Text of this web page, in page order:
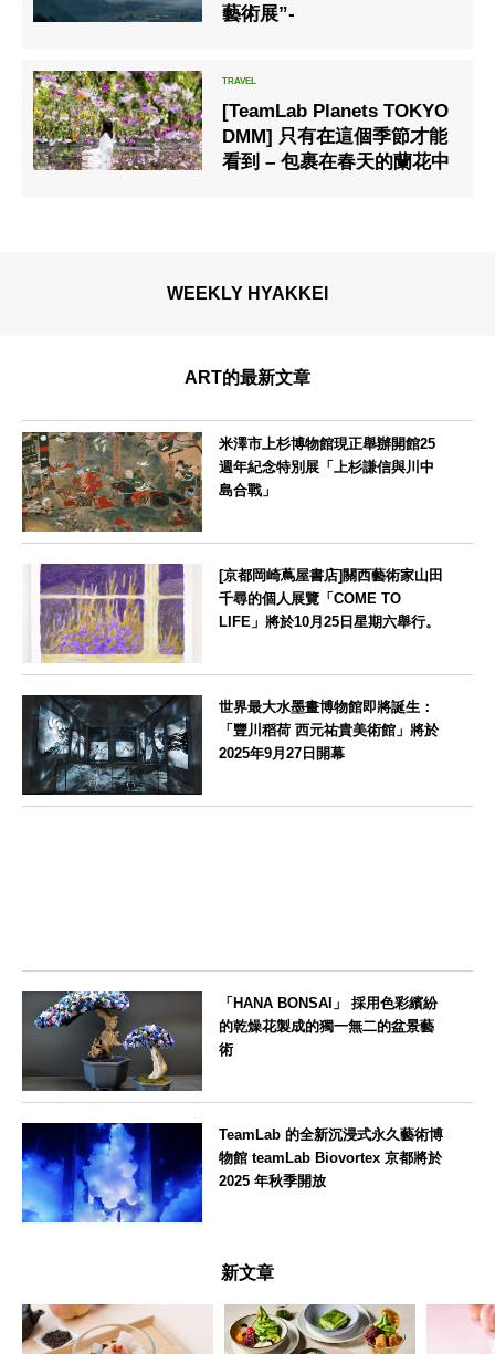
藝術展”-
[TeamLab Planets TOKYO
DMM] 只有在這個季節才能
看到 – 包裹在春天的蘭花中
WEEKLY HYAKKEI
ART的最新文章
米澤市上杉博物館現正舉辦開館25
週年紀念特別展「上杉謙信與川中
島合戰」
[京都岡崎蔦屋書店]關西藝術家山田
千尋的個人展覽「COME TO
LIFE」將於10月25日星期六舉行。
世界最大水墨畫博物館即將誕生：
「豐川稻荷 西元祐貴美術館」將於
2025年9月27日開幕
「HANA BONSAI」 採用色彩繽紛
的乾燥花製成的獨一無二的盆景藝
術
TeamLab 的全新沉浸式永久藝術博
物館 teamLab Biovortex 京都將於
2025 年秋季開放
新文章